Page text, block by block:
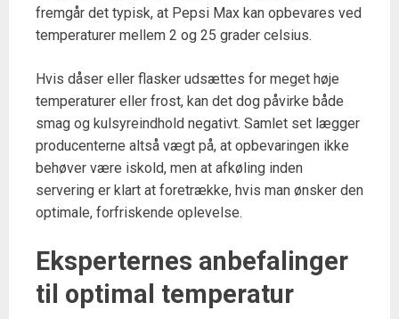
fremgår det typisk, at Pepsi Max kan opbevares ved
temperaturer mellem 2 og 25 grader celsius.
Hvis dåser eller flasker udsættes for meget høje
temperaturer eller frost, kan det dog påvirke både
smag og kulsyreindhold negativt. Samlet set lægger
producenterne altså vægt på, at opbevaringen ikke
behøver være iskold, men at afkøling inden
servering er klart at foretrække, hvis man ønsker den
optimale, forfriskende oplevelse.
Eksperternes anbefalinger
til optimal temperatur